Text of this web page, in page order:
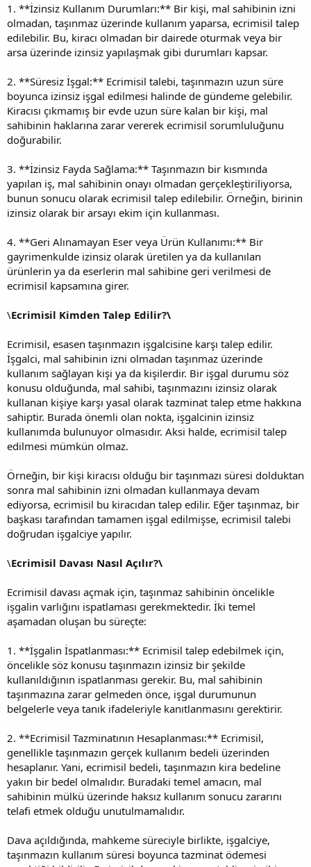
1. **İzinsiz Kullanım Durumları:** Bir kişi, mal sahibinin izni
olmadan, taşınmaz üzerinde kullanım yaparsa, ecrimisil talep
edilebilir. Bu, kiracı olmadan bir dairede oturmak veya bir
arsa üzerinde izinsiz yapılaşmak gibi durumları kapsar.
2. **Süresiz İşgal:** Ecrimisil talebi, taşınmazın uzun süre
boyunca izinsiz işgal edilmesi halinde de gündeme gelebilir.
Kiracısı çıkmamış bir evde uzun süre kalan bir kişi, mal
sahibinin haklarına zarar vererek ecrimisil sorumluluğunu
doğurabilir.
3. **İzinsiz Fayda Sağlama:** Taşınmazın bir kısmında
yapılan iş, mal sahibinin onayı olmadan gerçekleştiriliyorsa,
bunun sonucu olarak ecrimisil talep edilebilir. Örneğin, birinin
izinsiz olarak bir arsayı ekim için kullanması.
4. **Geri Alınamayan Eser veya Ürün Kullanımı:** Bir
gayrimenkulde izinsiz olarak üretilen ya da kullanılan
ürünlerin ya da eserlerin mal sahibine geri verilmesi de
ecrimisil kapsamına girer.
\Ecrimisil Kimden Talep Edilir?\
Ecrimisil, esasen taşınmazın işgalcisine karşı talep edilir.
İşgalci, mal sahibinin izni olmadan taşınmaz üzerinde
kullanım sağlayan kişi ya da kişilerdir. Bir işgal durumu söz
konusu olduğunda, mal sahibi, taşınmazını izinsiz olarak
kullanan kişiye karşı yasal olarak tazminat talep etme hakkına
sahiptir. Burada önemli olan nokta, işgalcinin izinsiz
kullanımda bulunuyor olmasıdır. Aksi halde, ecrimisil talep
edilmesi mümkün olmaz.
Örneğin, bir kişi kiracısı olduğu bir taşınmazı süresi dolduktan
sonra mal sahibinin izni olmadan kullanmaya devam
ediyorsa, ecrimisil bu kiracıdan talep edilir. Eğer taşınmaz, bir
başkası tarafından tamamen işgal edilmişse, ecrimisil talebi
doğrudan işgalciye yapılır.
\Ecrimisil Davası Nasıl Açılır?\
Ecrimisil davası açmak için, taşınmaz sahibinin öncelikle
işgalin varlığını ispatlaması gerekmektedir. İki temel
aşamadan oluşan bu süreçte:
1. **İşgalin İspatlanması:** Ecrimisil talep edebilmek için,
öncelikle söz konusu taşınmazın izinsiz bir şekilde
kullanıldığının ispatlanması gerekir. Bu, mal sahibinin
taşınmazına zarar gelmeden önce, işgal durumunun
belgelerle veya tanık ifadeleriyle kanıtlanmasını gerektirir.
2. **Ecrimisil Tazminatının Hesaplanması:** Ecrimisil,
genellikle taşınmazın gerçek kullanım bedeli üzerinden
hesaplanır. Yani, ecrimisil bedeli, taşınmazın kira bedeline
yakın bir bedel olmalıdır. Buradaki temel amacın, mal
sahibinin mülkü üzerinde haksız kullanım sonucu zararını
telafi etmek olduğu unutulmamalıdır.
Dava açıldığında, mahkeme süreciyle birlikte, işgalciye,
taşınmazın kullanım süresi boyunca tazminat ödemesi